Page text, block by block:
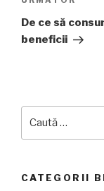
următor
De ce să
beneficii
CATEGORII